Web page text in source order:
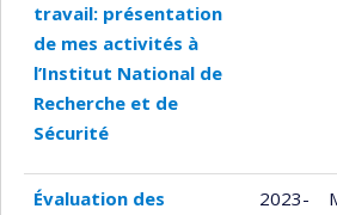
travail: présentation
de mes activités à
l’Institut National de
Recherche et de
Sécurité
Évaluation des
2023-